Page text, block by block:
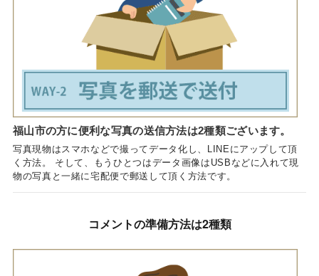
福山市の方に便利な写真の送信方法は2種類ございます。
写真現物はスマホなどで撮ってデータ化し、LINEにアップして頂
く方法。 そして、もうひとつはデータ画像はUSBなどに入れて現
物の写真と一緒に宅配便で郵送して頂く方法です。
コメントの準備方法は2種類